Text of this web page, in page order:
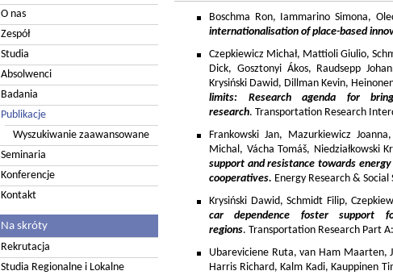
O nas
Zespół
Studia
Absolwenci
Badania
Publikacje
Wyszukiwanie zaawansowane
Seminaria
Konferencje
Kontakt
Na skróty
Rekrutacja
Studia Regionalne i Lokalne
Boschma Ron, Iammarino Simona,
internationalisation of place-based
Czepkiewicz Michał, Mattioli Giulio,
Dick, Gosztonyi Ákos, Raudsepp
Krysiński Dawid, Dillman Kevin,
limits: Research agenda for
research. Transportation Research
Frankowski Jan, Mazurkiewicz
Michal, Vácha Tomáš, Niedziałkowski
support and resistance towards
cooperatives. Energy Research &
Krysiński Dawid, Schmidt Filip,
car dependence foster support
regions. Transportation Research Part
Ubareviciene Ruta, van Ham Maarten,
Harris Richard, Kalm Kadi, Kauppinen